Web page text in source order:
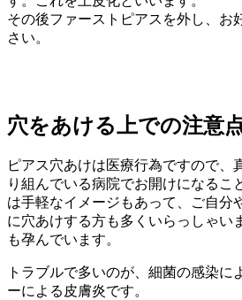
その後ファーストピアスを外し、お
さい。
穴をあける上での注意
ピアス穴あけは医療行為ですので、
り組んでいる病院でお開けになるこ
は手軽なイメージもあって、ご自分
に穴あけする方も多くいらっしゃい
も孕んでいます。
トラブルで多いのが、細菌の感染に
ーによる皮膚炎です。